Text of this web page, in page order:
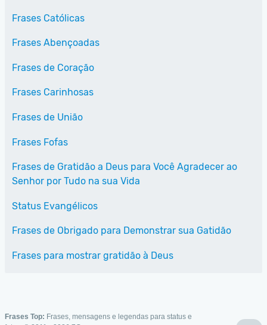
Frases Católicas
Frases Abençoadas
Frases de Coração
Frases Carinhosas
Frases de União
Frases Fofas
Frases de Gratidão a Deus para Você Agradecer ao
Senhor por Tudo na sua Vida
Status Evangélicos
Frases de Obrigado para Demonstrar sua Gatidão
Frases para mostrar gratidão à Deus
Frases Top: Frases, mensagens e legendas para status e